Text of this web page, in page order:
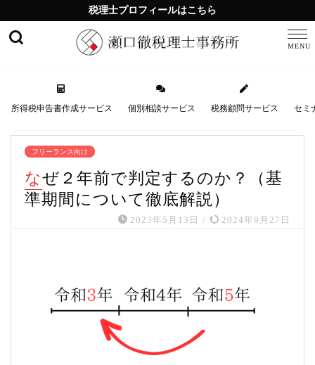
税理士プロフィールはこちら
所得税申告書作成サービス 個別相談サービス 税務顧問サービス セミ
フリーランス向け
なぜ２年前で判定するのか？（基
準期間について徹底解説）
2023年5月13日 / 2024年9月27日